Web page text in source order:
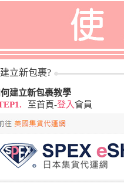
立新包裹?
建立新包裹教學
至首頁-登入會員